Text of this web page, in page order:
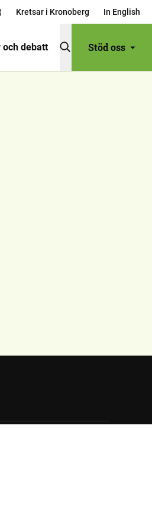
Kretsar i Kronoberg In English
och debatt Stöd oss